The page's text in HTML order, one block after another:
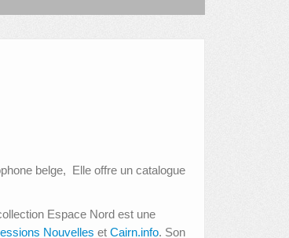
belge, Elle offre un catalogue
Espace Nord est une
Nouvelles et Cairn.info. Son